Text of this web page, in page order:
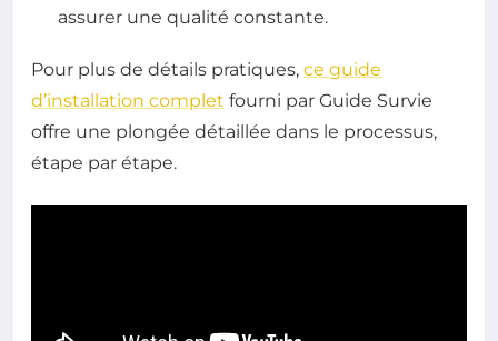
assurer une qualité constante.
Pour plus de détails pratiques, ce guide
d’installation complet fourni par Guide Survie
offre une plongée détaillée dans le processus,
étape par étape.